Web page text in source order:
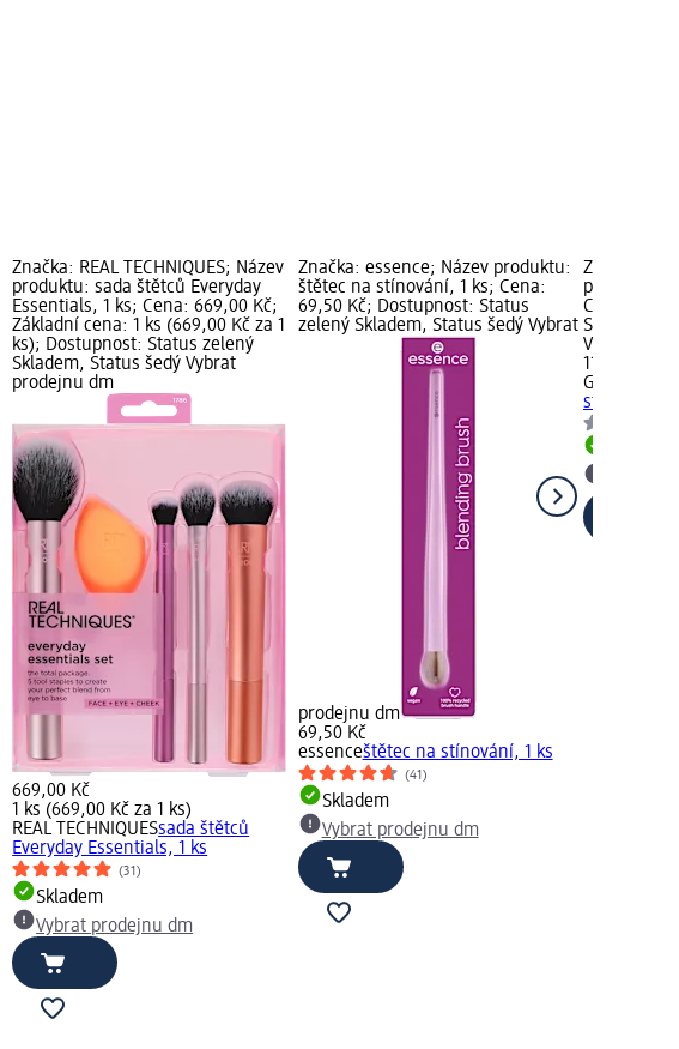
Značka: REAL TECHNIQUES; Název
produktu: sada štětců Everyday
Essentials, 1 ks; Cena: 669,00 Kč;
Základní cena: 1 ks (669,00 Kč za 1
ks); Dostupnost: Status zelený
Skladem, Status šedý Vybrat
prodejnu dm
669,00 Kč
1 ks (669,00 Kč za 1 ks)
REAL TECHNIQUESsada štětců
Everyday Essentials, 1 ks
(31)
Skladem
Vybrat prodejnu dm
Značka: essence; Název produktu:
štětec na stínování, 1 ks; Cena:
69,50 Kč; Dostupnost: Status
zelený Skladem, Status šedý Vybrat
prodejnu dm
69,50 Kč
essenceštětec na stínování, 1 ks
(41)
Skladem
Vybrat prodejnu dm
Značka:
produktu:
Cena:
Status
Vybrat
119,00 Kč
GABRIELLA
stíny, 1 ks